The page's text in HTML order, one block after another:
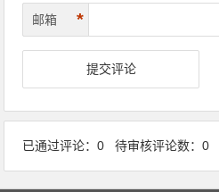
邮箱 *
已通过评论：0 待审核评论数：0